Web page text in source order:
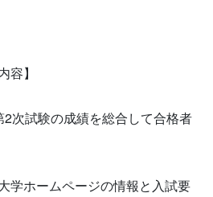
容】
2次試験の成績を総合して合格者
学ホームページの情報と入試要